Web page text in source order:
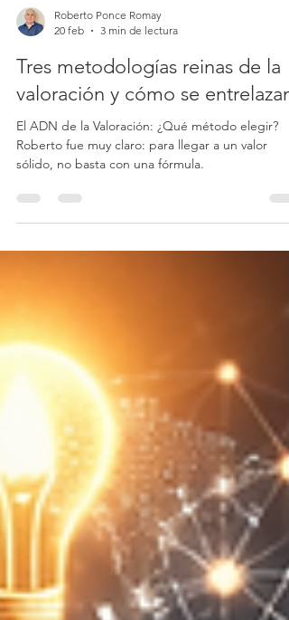
20 feb
3 min de lectura
Tres metodologías reinas de la
valoración y cómo se entrelazan
El ADN de la Valoración: ¿Qué método elegir?
sólido, no basta con una fórmula.